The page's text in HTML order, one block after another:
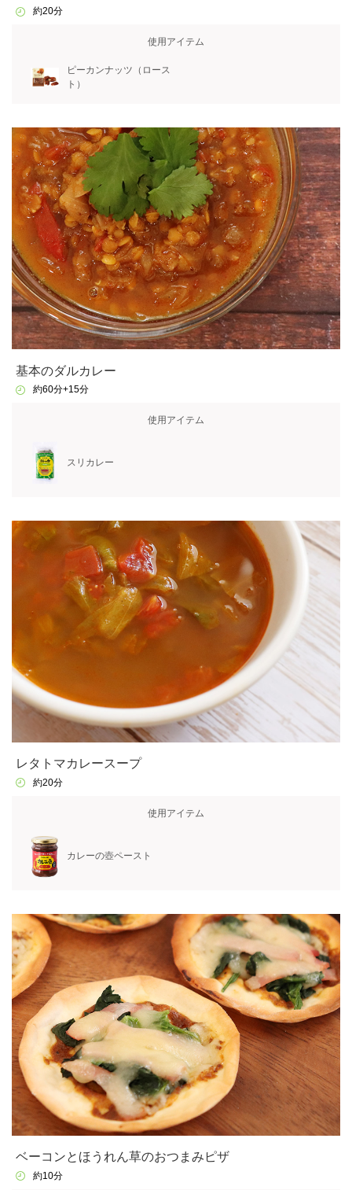
約20分
使用アイテム
ピーカンナッツ（ロース
ト）
基本のダルカレー
約60分+15分
使用アイテム
スリカレー
レタトマカレースープ
約20分
使用アイテム
カレーの壺ペースト
ベーコンとほうれん草のおつまみピザ
約10分